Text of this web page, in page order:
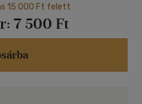
vagy a helyhiány
15 000 Ft felett
7 500 Ft